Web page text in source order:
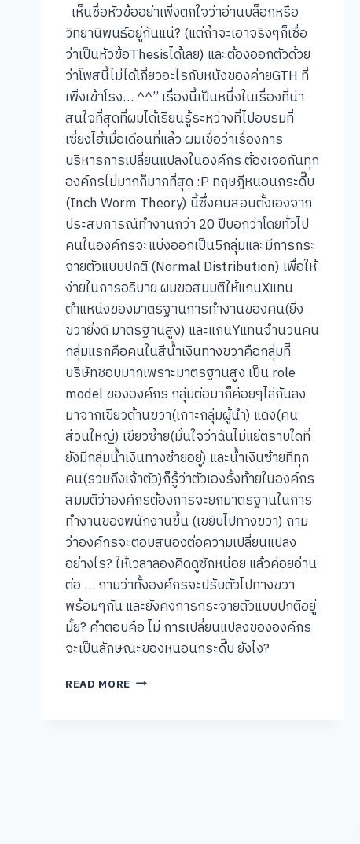
เห็นชื่อหัวข้ออย่าเพิ่งตกใจว่าอ่านบล็อกหรือ
วิทยานิพนธ์อยู่กันแน่? (แต่ถ้าจะเอาจริงๆก็เชื่อ
ว่าเป็นหัวข้อThesisได้เลย) และต้องออกตัวด้วย
ว่าโพสนี้ไม่ได้เกี่ยวอะไรกับหนังของค่ายGTH ที่
เพิ่งเข้าโรง… ^^” เรื่องนี้เป็นหนึ่งในเรื่องที่น่า
สนใจที่สุดที่ผมได้เรียนรู้ระหว่างที่ไปอบรมที่
เซี่ยงไฮ้เมื่อเดือนที่แล้ว ผมเชื่อว่าเรื่องการ
บริหารการเปลี่ยนแปลงในองค์กร ต้องเจอกันทุก
องค์กรไม่มากก็มากที่สุด :P ทฤษฏีหนอนกระดึ๊บ
(Inch Worm Theory) นี้ซึ่งคนสอนตั้งเองจาก
ประสบการณ์ทำงานกว่า 20 ปีบอกว่าโดยทั่วไป
คนในองค์กรจะแบ่งออกเป็น5กลุ่มและมีการกระ
จายตัวแบบปกติ (Normal Distribution) เพื่อให้
ง่ายในการอธิบาย ผมขอสมมติให้แกนXแทน
ตำแหน่งของมาตรฐานการทำงานของคน(ยิ่ง
ขวายิ่งดี มาตรฐานสูง) และแกนYแทนจำนวนคน
กลุ่มแรกคือคนในสีน้ำเงินทางขวาคือกลุ่มทีี
บริษัทชอบมากเพราะมาตรฐานสูง เป็น role
model ขององค์กร กลุ่มต่อมาก็ค่อยๆไล่กันลง
มาจากเขียวด้านขวา(เกาะกลุ่มผู้นำ) แดง(คน
ส่วนใหญ่) เขียวซ้าย(มั่นใจว่าฉันไม่แย่ตราบใดที่
ยังมีกลุ่มน้ำเงินทางซ้ายอยู่) และน้ำเงินซ้ายที่ทุก
คน(รวมถึงเจ้าตัว)ก็รู้ว่าตัวเองรั้งท้ายในองค์กร
สมมติว่าองค์กรต้องการจะยกมาตรฐานในการ
ทำงานของพนักงานขึ้น (เขยิบไปทางขวา) ถาม
ว่าองค์กรจะตอบสนองต่อความเปลี่ยนแปลง
อย่างไร? ให้เวลาลองคิดดูซักหน่อย แล้วค่อยอ่าน
ต่อ … ถามว่าทั้งองค์กรจะปรับตัวไปทางขวา
พร้อมๆกัน และยังคงการกระจายตัวแบบปกติอยู่
มั้ย? คำตอบคือ ไม่ การเปลี่ยนแปลงขององค์กร
จะเป็นลักษณะของหนอนกระดึ๊บ ยังไง?
READ MORE การ